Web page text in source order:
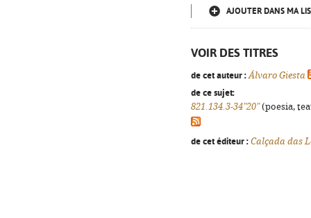
AJOUTER DANS MA
VOIR DES TITRES
de cet auteur : Álvaro Giesta
de ce sujet:
821.134.3-34"20"(poesia,
de cet éditeur : Calçada das